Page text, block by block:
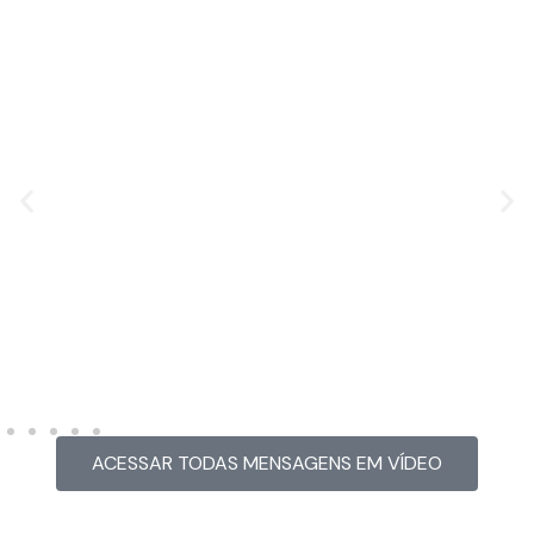
ACESSAR TODAS MENSAGENS EM VÍDEO